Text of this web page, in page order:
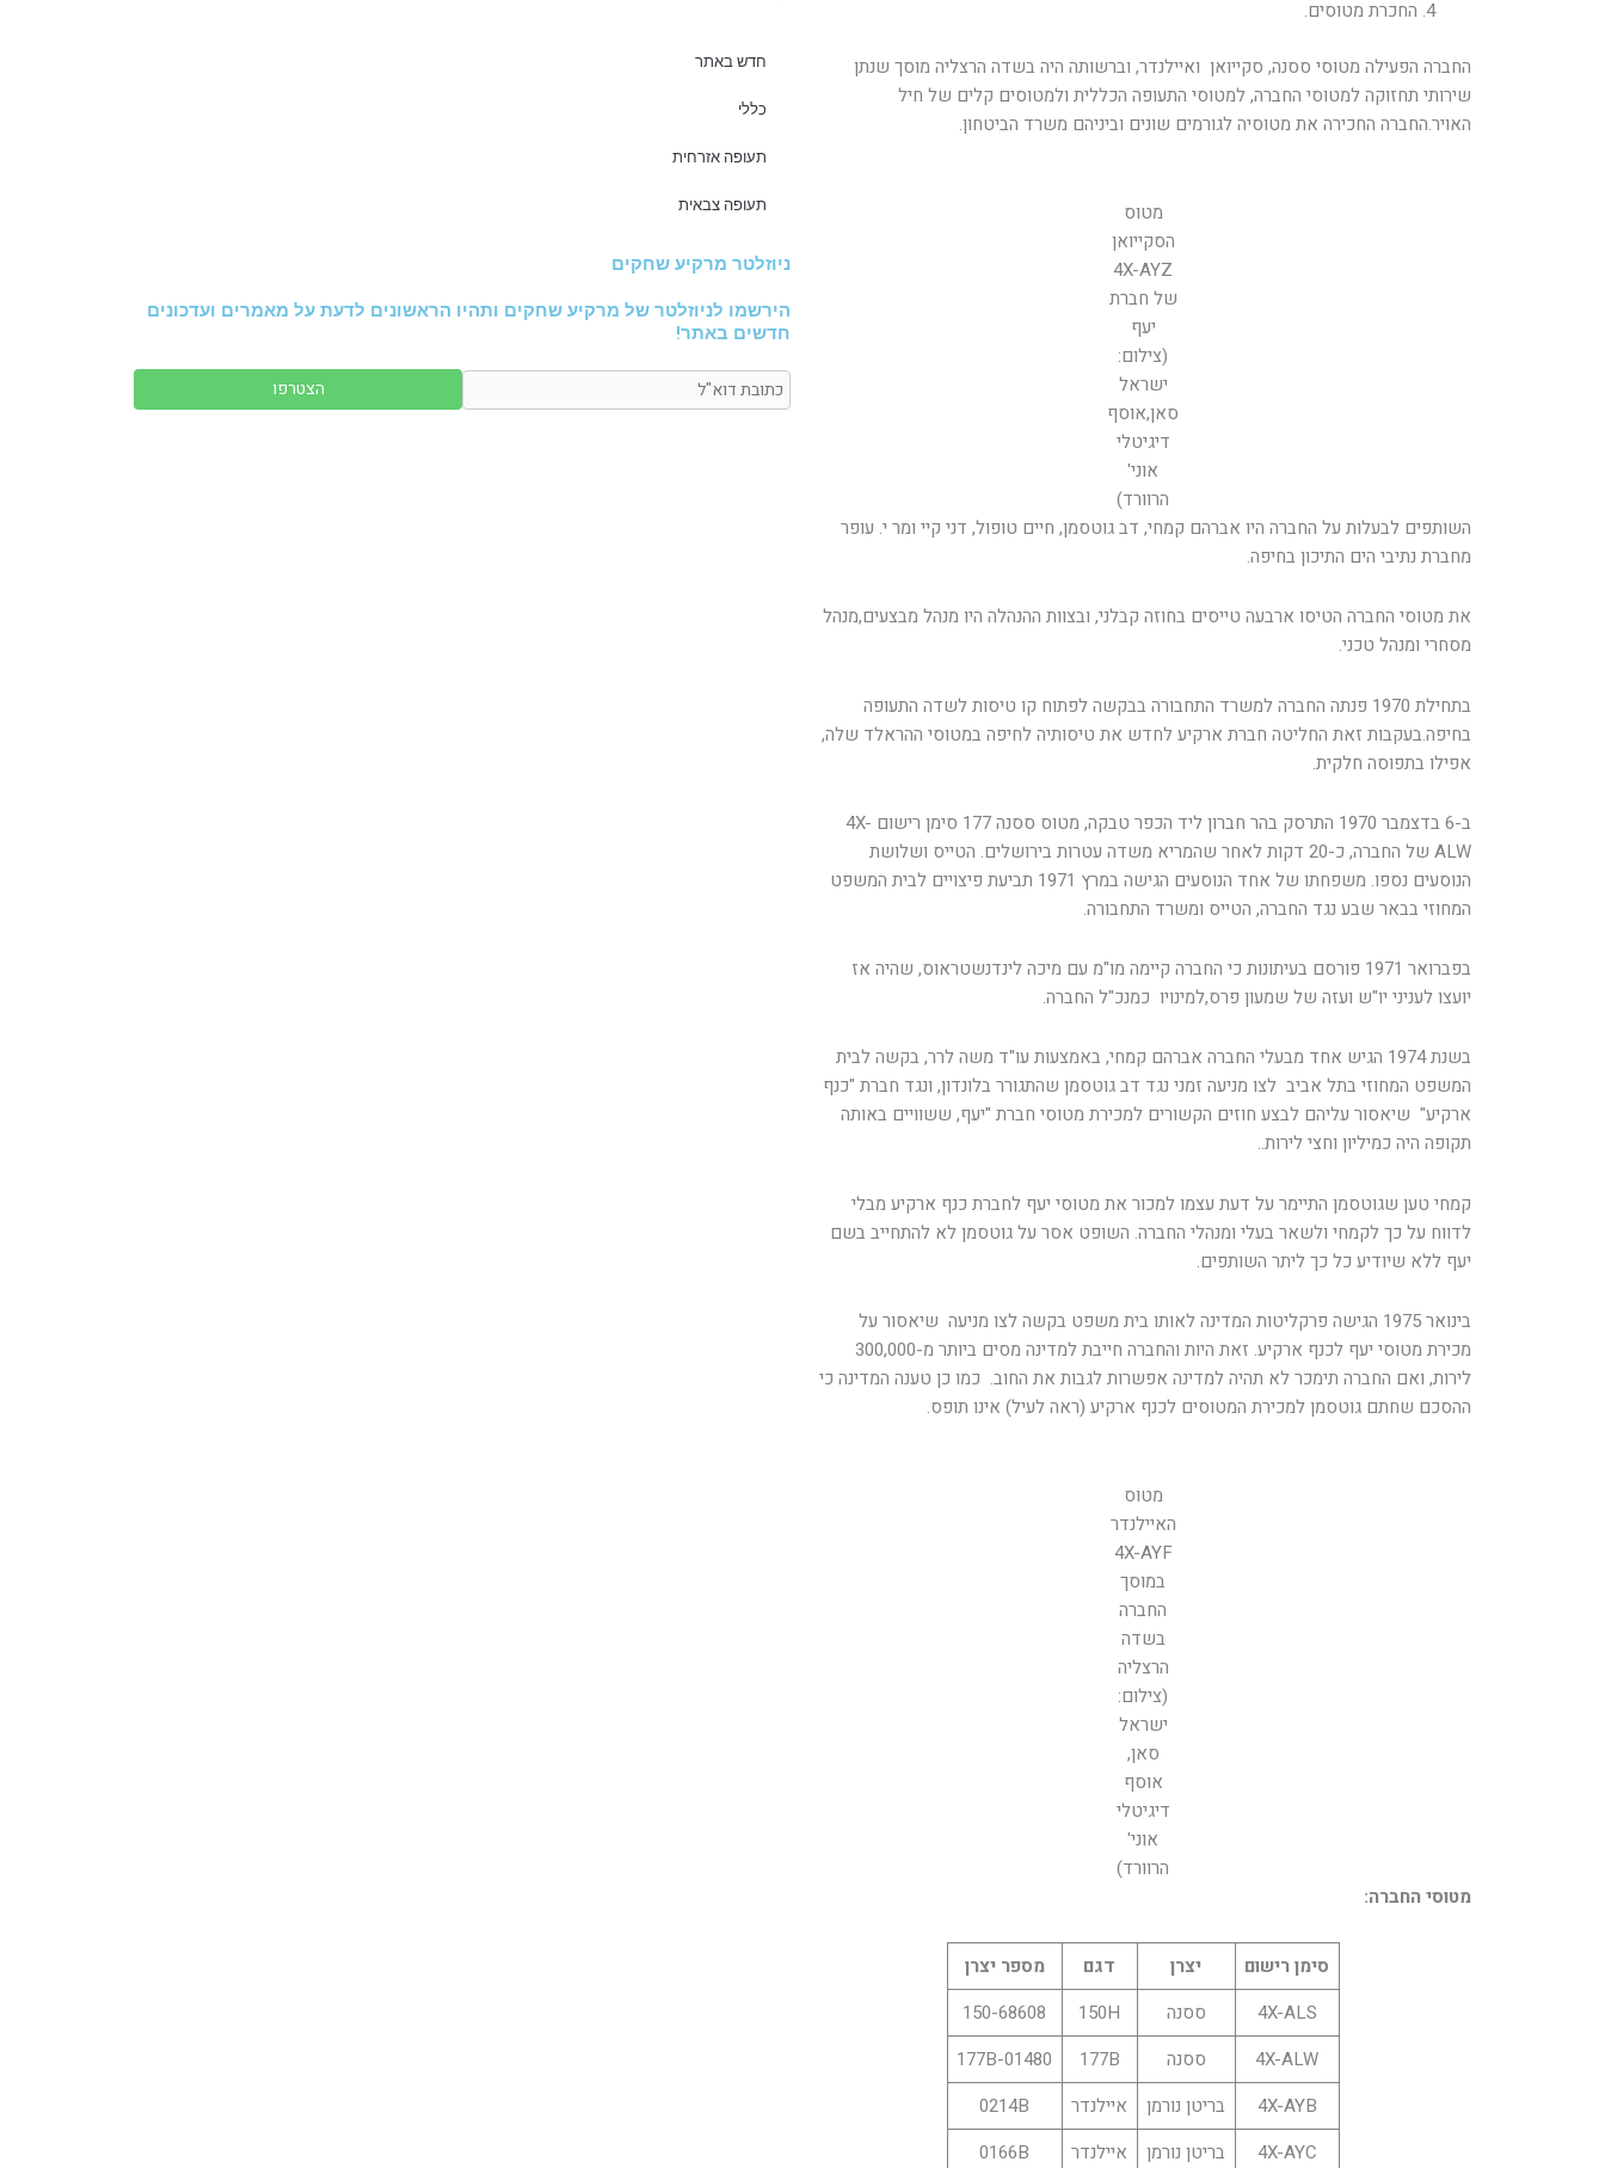
החכרת מטוסים.
החברה הפעילה מטוסי ססנה, סקייואן ואיילנדר, וברשותה היה בשדה הרצליה מוסך שנתן
שירותי תחזוקה למטוסי החברה, למטוסי התעופה הכללית ולמטוסים קלים של חיל
האויר.החברה החכירה את מטוסיה לגורמים שונים וביניהם משרד הביטחון.
מטוס
הסקייואן
4X-AYZ
של חברת
יעף
(צילום:
ישראל
סאן,אוסף
דיגיטלי
אוני'
הרוורד)
השותפים לבעלות על החברה היו אברהם קמחי, דב גוטסמן, חיים טופול, דני קיי ומר י. עופר
מחברת נתיבי הים התיכון בחיפה.
את מטוסי החברה הטיסו ארבעה טייסים בחוזה קבלני, ובצוות ההנהלה היו מנהל מבצעים,מנהל
מסחרי ומנהל טכני.
בתחילת 1970 פנתה החברה למשרד התחבורה בבקשה לפתוח קו טיסות לשדה התעופה
בחיפה.בעקבות זאת החליטה חברת ארקיע לחדש את טיסותיה לחיפה במטוסי ההראלד שלה,
אפילו בתפוסה חלקית.
ב-6 בדצמבר 1970 התרסק בהר חברון ליד הכפר טבקה, מטוס ססנה 177 סימן רישום 4X-
ALW של החברה, כ-20 דקות לאחר שהמריא משדה עטרות בירושלים. הטייס ושלושת
הנוסעים נספו. משפחתו של אחד הנוסעים הגישה במרץ 1971 תביעת פיצויים לבית המשפט
המחוזי בבאר שבע נגד החברה, הטייס ומשרד התחבורה.
בפברואר 1971 פורסם בעיתונות כי החברה קיימה מו"מ עם מיכה לינדנשטראוס, שהיה אז
יועצו לעניני יו"ש ועזה של שמעון פרס,למינויו כמנכ"ל החברה.
בשנת 1974 הגיש אחד מבעלי החברה אברהם קמחי, באמצעות עו"ד משה לרר, בקשה לבית
המשפט המחוזי בתל אביב לצו מניעה זמני נגד דב גוטסמן שהתגורר בלונדון, ונגד חברת "כנף
ארקיע" שיאסור עליהם לבצע חוזים הקשורים למכירת מטוסי חברת "יעף, ששוויים באותה
תקופה היה כמיליון וחצי לירות..
קמחי טען שגוטסמן התיימר על דעת עצמו למכור את מטוסי יעף לחברת כנף ארקיע מבלי
לדווח על כך לקמחי ולשאר בעלי ומנהלי החברה. השופט אסר על גוטסמן לא להתחייב בשם
יעף ללא שיודיע כל כך ליתר השותפים.
בינואר 1975 הגישה פרקליטות המדינה לאותו בית משפט בקשה לצו מניעה שיאסור על
מכירת מטוסי יעף לכנף ארקיע. זאת היות והחברה חייבת למדינה מסים ביותר מ-300,000
לירות, ואם החברה תימכר לא תהיה למדינה אפשרות לגבות את החוב. כמו כן טענה המדינה כי
ההסכם שחתם גוטסמן למכירת המטוסים לכנף ארקיע (ראה לעיל) אינו תופס.
מטוס
האיילנדר
4X-AYF
במוסך
החברה
בשדה
הרצליה
(צילום:
ישראל
סאן,
אוסף
דיגיטלי
אוני'
הרוורד)
מטוסי החברה:
סימן רישום יצרן דגם
מספר יצרן
4X-ALS
ססנה 150H
150-68608
4X-ALW
ססנה 177B
177B-01480
4X-AYB
בריטן נורמן איילנדר
0214B
4X-AYC
בריטן נורמן איילנדר
0166B
חדש באתר
כללי
תעופה אזרחית
תעופה צבאית
ניוזלטר מרקיע שחקים
הירשמו לניוזלטר של מרקיע שחקים ותהיו הראשונים לדעת על מאמרים ועדכונים
חדשים באתר!